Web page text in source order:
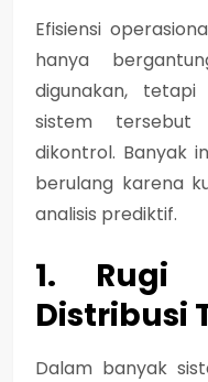
Efisiensi
hanya
digunakan,
sistem tersebut
dikontrol. Banyak
berulang karena
analisis prediktif.
1. Rugi
Distribusi
Dalam banyak